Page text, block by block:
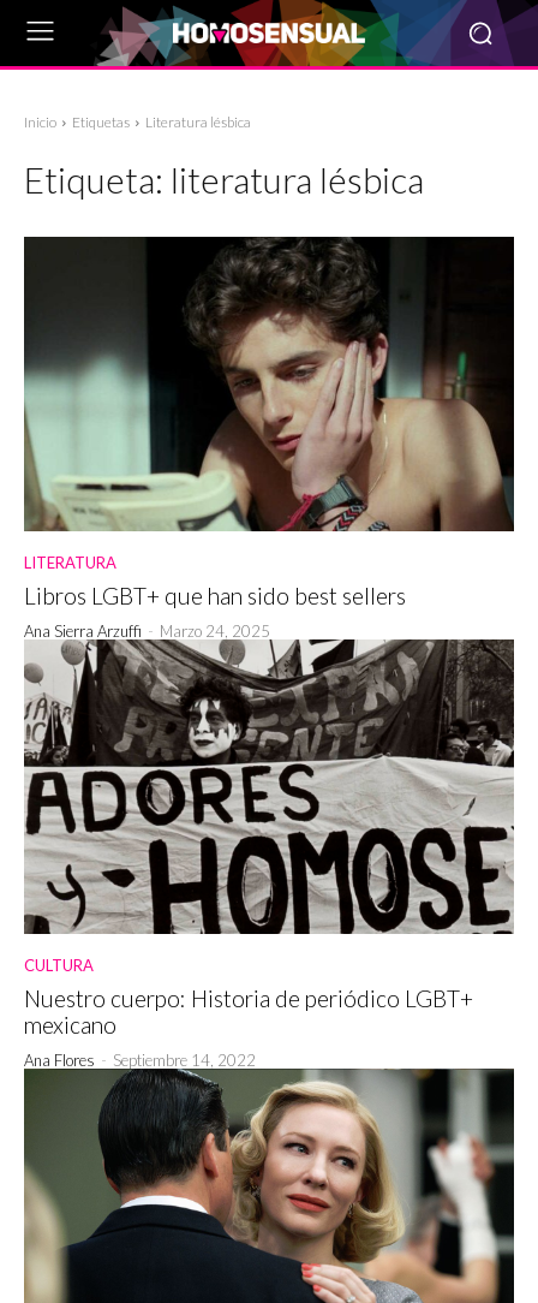
Inicio Etiquetas Literatura lésbica
Etiqueta: literatura lésbica
LITERATURA
Libros LGBT+ que han sido best sellers
Ana Sierra Arzuffi - Marzo 24, 2025
CULTURA
Nuestro cuerpo: Historia de periódico LGBT+
mexicano
Ana Flores - Septiembre 14, 2022